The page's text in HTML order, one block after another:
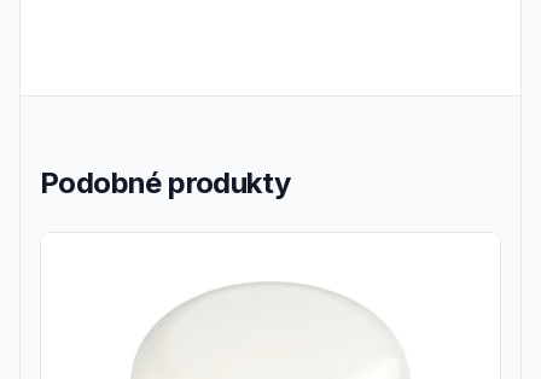
Podobné produkty